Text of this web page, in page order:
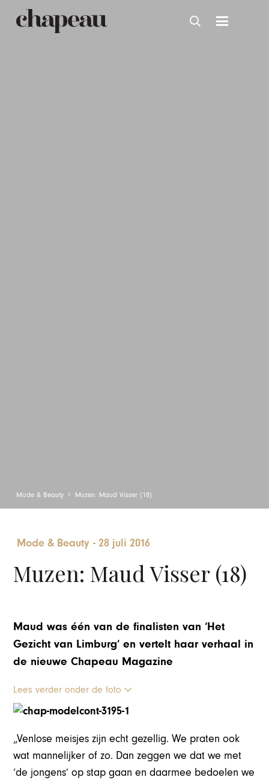
Mode & Beauty Muzen: Maud Visser (18)
Mode & Beauty -28 juli 2016
Muzen: Maud Visser (18)
Maud was één van de finalisten van ‘Het
Gezicht van Limburg’ en vertelt haar verhaal in
de nieuwe Chapeau Magazine
Lees verder onder de foto
„Venlose meisjes zijn echt gezellig. We praten ook
wat mannelijker of zo. Dan zeggen we dat we met
‘de jongens’ op stap gaan en daarmee bedoelen we